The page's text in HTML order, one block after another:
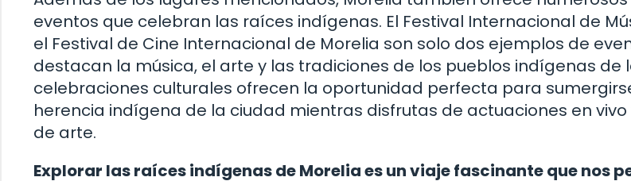
eventos que celebran las raíces indígenas. El Festival Internacional de
el Festival de Cine Internacional de Morelia son solo dos ejemplos de
destacan la música, el arte y las tradiciones de los pueblos indígenas de
celebraciones culturales ofrecen la oportunidad perfecta para
herencia indígena de la ciudad mientras disfrutas de actuaciones en vivo
de arte.
Explorar las raíces indígenas de Morelia es un viaje fascinante que nos